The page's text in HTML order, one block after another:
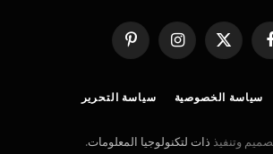
فيسبوك
X
(Twitter)
الانستغرامبينتيريست
سياسة الخصوصية سياسة التحرير
ذات لتكنولوجيا المعلومات.